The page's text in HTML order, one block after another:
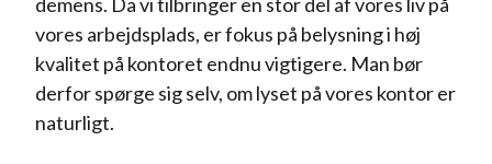
vores arbejdsplads, er fokus på belysning i høj
kvalitet på kontoret endnu vigtigere. Man bør
derfor spørge sig selv, om lyset på vores kontor er
naturligt.